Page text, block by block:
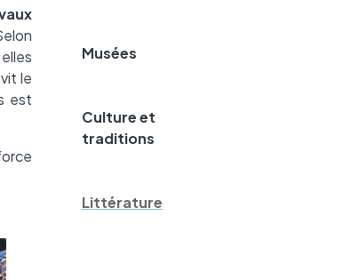
vit le
est
Musées
Culture et
traditions
Littérature